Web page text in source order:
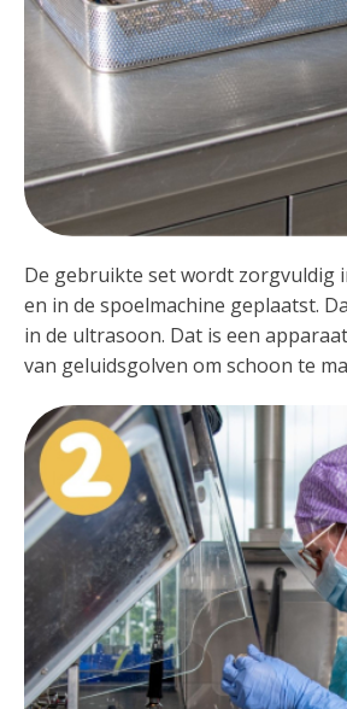
De gebruikte set wordt zorgvuldig
en in de spoelmachine geplaatst.
in de ultrasoon. Dat is een
van geluidsgolven om schoon te